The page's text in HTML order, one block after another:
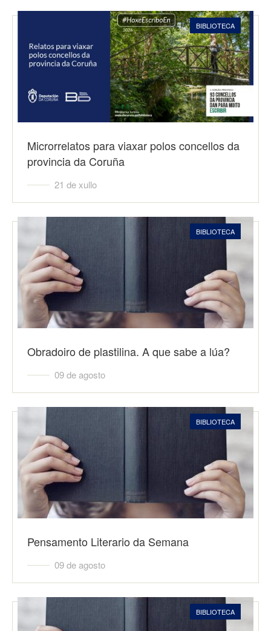
BIBLIOTECA
Microrrelatos para viaxar polos concellos da
provincia da Coruña
21 de xullo
BIBLIOTECA
Obradoiro de plastilina. A que sabe a lúa?
09 de agosto
BIBLIOTECA
Pensamento Literario da Semana
09 de agosto
BIBLIOTECA